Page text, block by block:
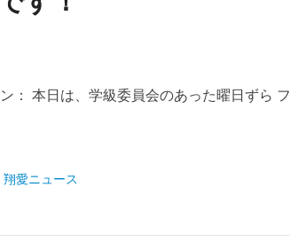
： 本日は、学級委員会のあった曜日ずら フ
翔愛ニュース